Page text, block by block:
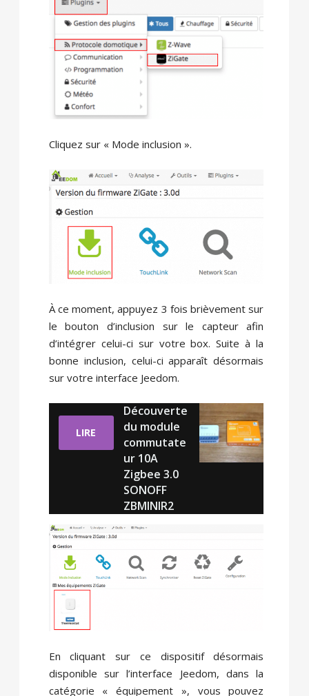
Cliquez sur « Mode inclusion ».
À ce moment, appuyez 3 fois brièvement sur
le bouton d’inclusion sur le capteur afin
d’intégrer celui-ci sur votre box. Suite à la
bonne inclusion, celui-ci apparaît désormais
sur votre interface Jeedom.
LIRE
Découverte
du module
commutate
ur 10A
Zigbee 3.0
SONOFF
ZBMINIR2
En cliquant sur ce dispositif désormais
disponible sur l’interface Jeedom, dans la
catégorie « équipement », vous pouvez